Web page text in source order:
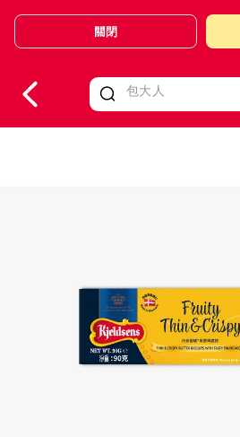
Valid Until 30 June 2026
關閉